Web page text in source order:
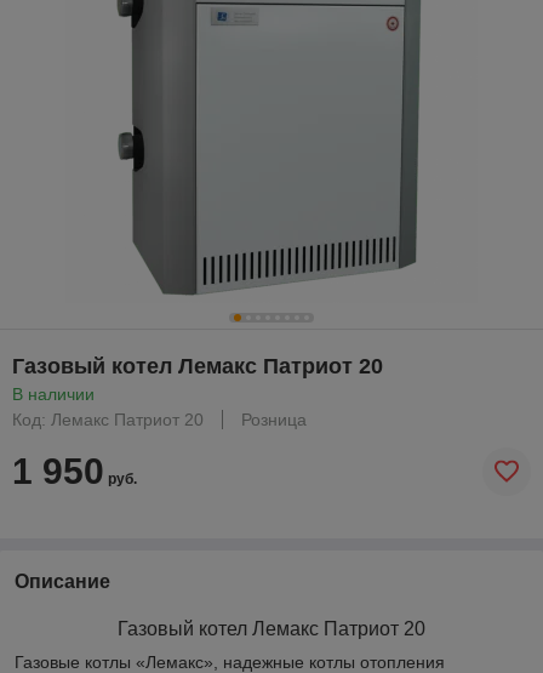
Газовый котел Лемакс Патриот 20
В наличии
Код: Лемакс Патриот 20
Розница
1 950 руб.
Описание
Газовый котел Лемакс Патриот 20
Газовые котлы «Лемакс», надежные котлы отопления